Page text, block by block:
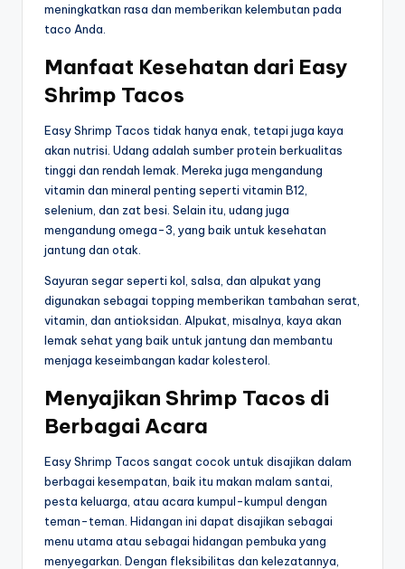
meningkatkan rasa dan memberikan kelembutan pada
taco Anda.
Manfaat Kesehatan dari Easy
Shrimp Tacos
Easy Shrimp Tacos tidak hanya enak, tetapi juga kaya
akan nutrisi. Udang adalah sumber protein berkualitas
tinggi dan rendah lemak. Mereka juga mengandung
vitamin dan mineral penting seperti vitamin B12,
selenium, dan zat besi. Selain itu, udang juga
mengandung omega-3, yang baik untuk kesehatan
jantung dan otak.
Sayuran segar seperti kol, salsa, dan alpukat yang
digunakan sebagai topping memberikan tambahan serat,
vitamin, dan antioksidan. Alpukat, misalnya, kaya akan
lemak sehat yang baik untuk jantung dan membantu
menjaga keseimbangan kadar kolesterol.
Menyajikan Shrimp Tacos di
Berbagai Acara
Easy Shrimp Tacos sangat cocok untuk disajikan dalam
berbagai kesempatan, baik itu makan malam santai,
pesta keluarga, atau acara kumpul-kumpul dengan
teman-teman. Hidangan ini dapat disajikan sebagai
menu utama atau sebagai hidangan pembuka yang
menyegarkan. Dengan fleksibilitas dan kelezatannya,